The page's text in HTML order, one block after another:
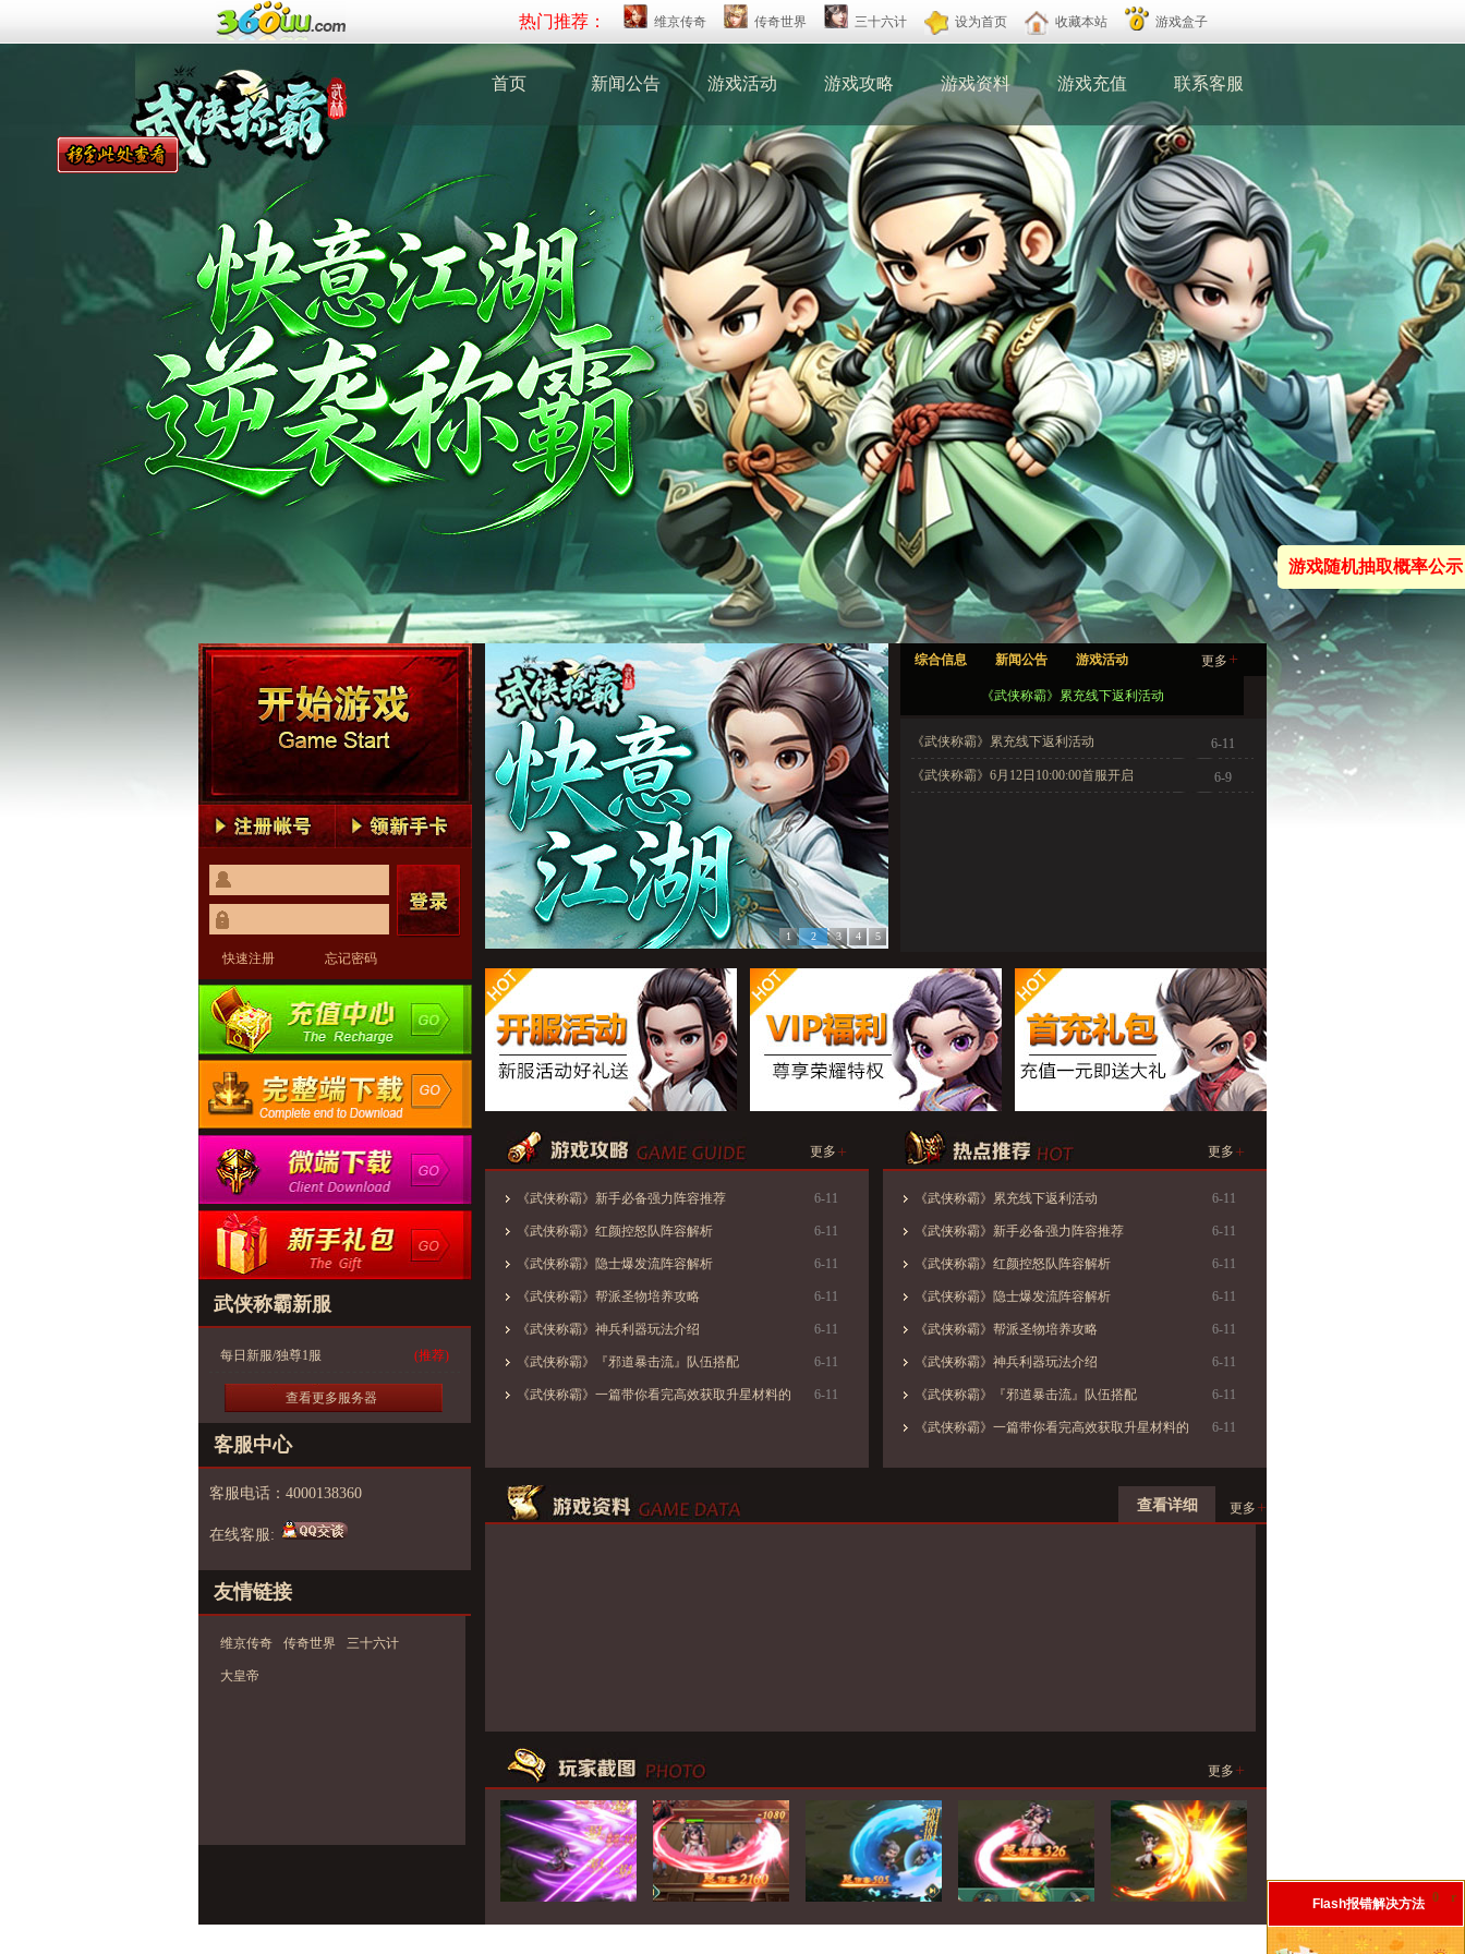
热门推荐： 维京传奇 传奇世界 三十六计 设为首页 收藏本站 游戏盒子
首页 新闻公告 游戏活动 游戏攻略 游戏资料 游戏充值 联系客服
快速注册 忘记密码
武侠称霸新服
每日新服/独尊1服 (推荐)
查看更多服务器
客服中心
客服电话：4000138360
在线客服:
友情链接
维京传奇 传奇世界 三十六计
大皇帝
武侠称霸1
武侠称霸1
武侠称霸2
武侠称霸2
武侠称霸3
武侠称霸3
武侠称霸4
武侠称霸4
武侠称霸5
武侠称霸5
1 2 3 4 5
综合信息 新闻公告 游戏活动 更多 +
《武侠称霸》累充线下返利活动
《武侠称霸》累充线下返利活动 6-11
《武侠称霸》6月12日10:00:00首服开启 6-9
更多 +
《武侠称霸》新手必备强力阵容推荐 6-11
《武侠称霸》红颜控怒队阵容解析 6-11
《武侠称霸》隐士爆发流阵容解析 6-11
《武侠称霸》帮派圣物培养攻略 6-11
《武侠称霸》神兵利器玩法介绍 6-11
《武侠称霸》『邪道暴击流』队伍搭配 6-11
《武侠称霸》一篇带你看完高效获取升星材料的 6-11
更多 +
《武侠称霸》累充线下返利活动 6-11
《武侠称霸》新手必备强力阵容推荐 6-11
《武侠称霸》红颜控怒队阵容解析 6-11
《武侠称霸》隐士爆发流阵容解析 6-11
《武侠称霸》帮派圣物培养攻略 6-11
《武侠称霸》神兵利器玩法介绍 6-11
《武侠称霸》『邪道暴击流』队伍搭配 6-11
《武侠称霸》一篇带你看完高效获取升星材料的 6-11
查看详细 更多 +
更多 +
0 r
Flash报错解决方法
游戏随机抽取概率公示